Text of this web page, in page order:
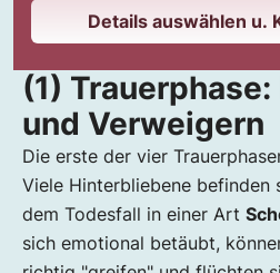
Details auswählen u.
(1)
und Verweigern
Die erste der vier
Viele Hinterbliebene befinden
dem Todesfall in einer Art
sich emotional betäubt,